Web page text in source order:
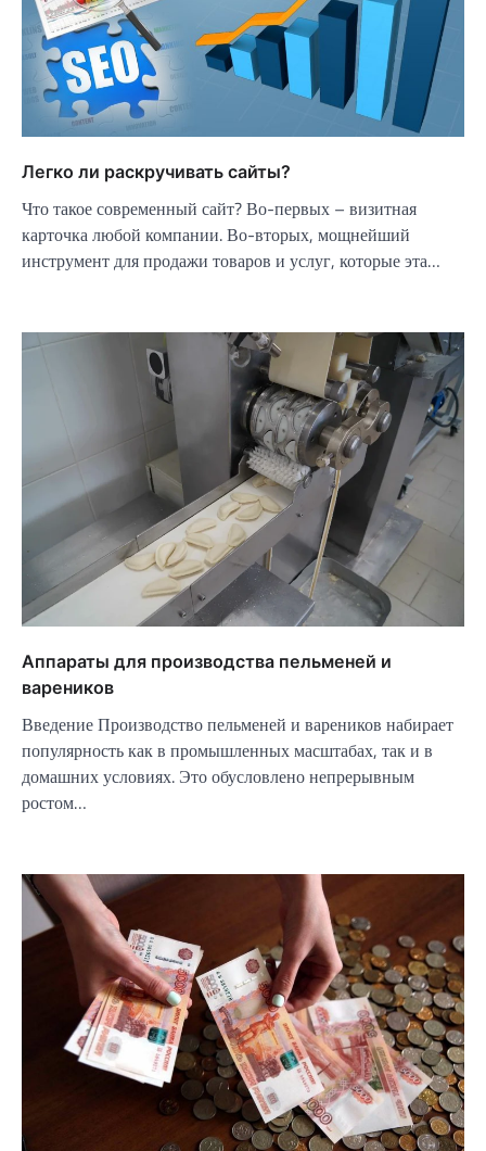
Легко ли раскручивать сайты?
Что такое современный сайт? Во-первых – визитная
карточка любой компании. Во-вторых, мощнейший
инструмент для продажи товаров и услуг, которые эта…
Аппараты для производства пельменей и
вареников
Введение Производство пельменей и вареников набирает
популярность как в промышленных масштабах, так и в
домашних условиях. Это обусловлено непрерывным
ростом…